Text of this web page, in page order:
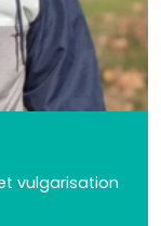
vulgarisation